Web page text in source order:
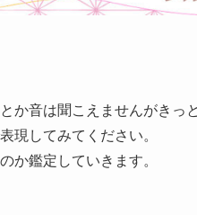
か音は聞こえませんがきっ
現してみてください。
か鑑定していきます。